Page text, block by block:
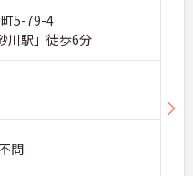
5-79-4
川駅」徒歩6分
問